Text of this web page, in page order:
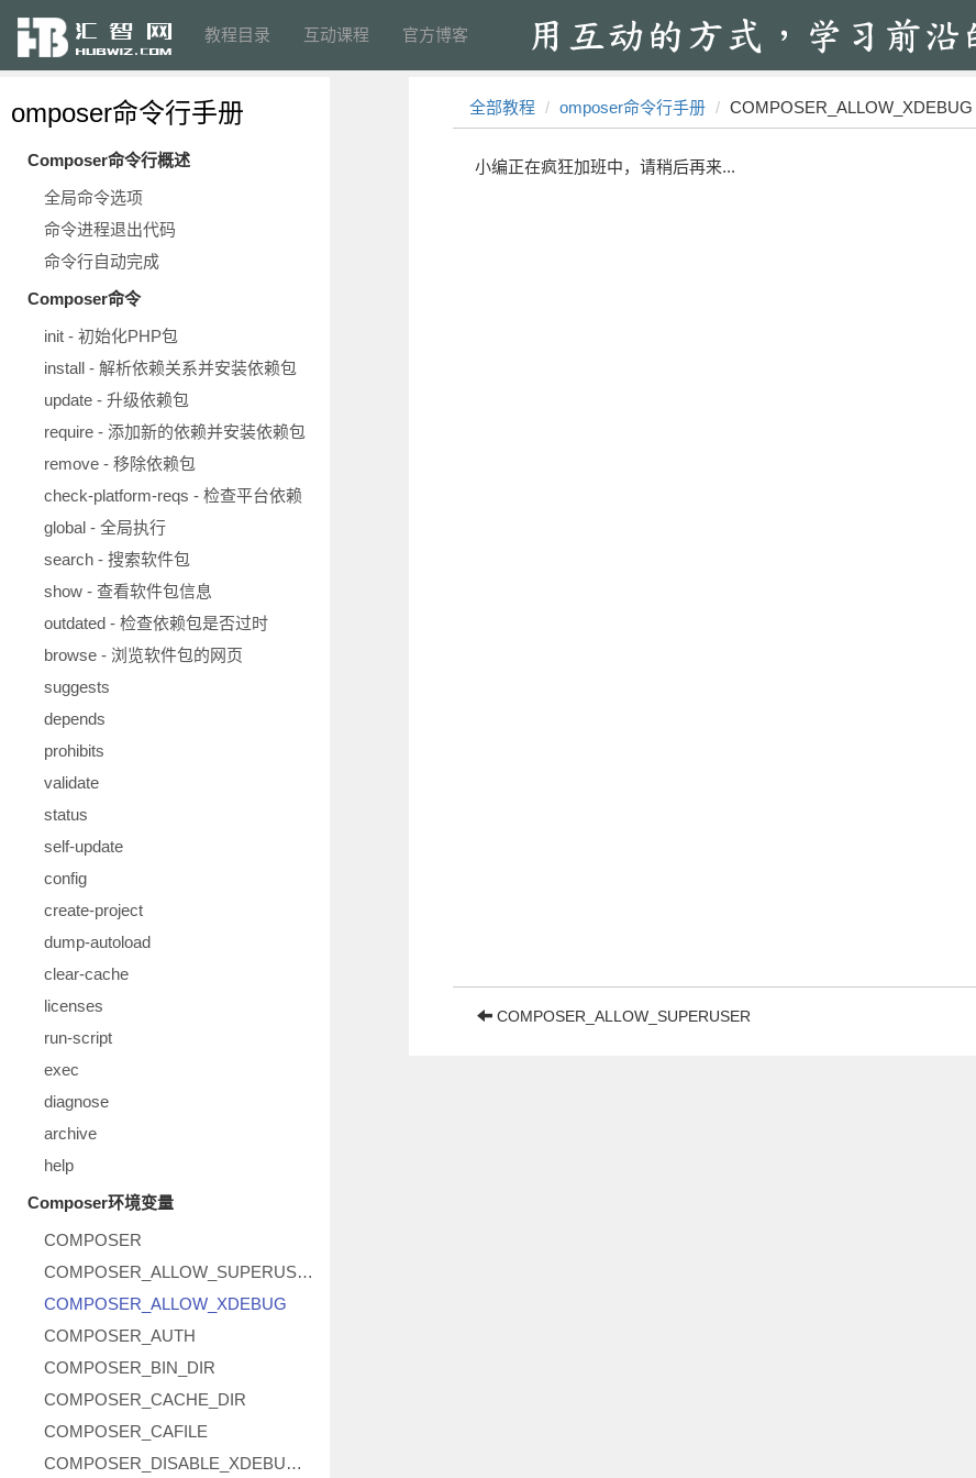
教程目录 互动课程 官方博客
omposer命令行手册
Composer命令行概述
全局命令选项
命令进程退出代码
命令行自动完成
Composer命令
init - 初始化PHP包
install - 解析依赖关系并安装依赖包
update - 升级依赖包
require - 添加新的依赖并安装依赖包
remove - 移除依赖包
check-platform-reqs - 检查平台依赖
global - 全局执行
search - 搜索软件包
show - 查看软件包信息
outdated - 检查依赖包是否过时
browse - 浏览软件包的网页
suggests
depends
prohibits
validate
status
self-update
config
create-project
dump-autoload
clear-cache
licenses
run-script
exec
diagnose
archive
help
Composer环境变量
COMPOSER
COMPOSER_ALLOW_SUPERUSER
COMPOSER_ALLOW_XDEBUG
COMPOSER_AUTH
COMPOSER_BIN_DIR
COMPOSER_CACHE_DIR
COMPOSER_CAFILE
COMPOSER_DISABLE_XDEBUG_WARN
全部教程 omposer命令行手册 COMPOSER_ALLOW_XDEBUG
小编正在疯狂加班中，请稍后再来...
COMPOSER_ALLOW_SUPERUSER